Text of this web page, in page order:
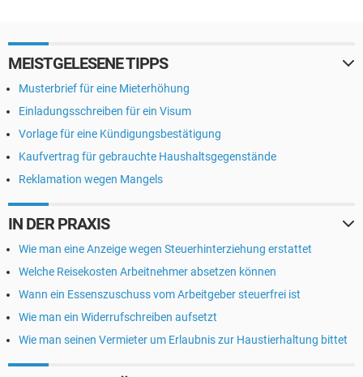
MEISTGELESENE TIPPS
Musterbrief für eine Mieterhöhung
Einladungsschreiben für ein Visum
Vorlage für eine Kündigungsbestätigung
Kaufvertrag für gebrauchte Haushaltsgegenstände
Reklamation wegen Mangels
IN DER PRAXIS
Wie man eine Anzeige wegen Steuerhinterziehung erstattet
Welche Reisekosten Arbeitnehmer absetzen können
Wann ein Essenszuschuss vom Arbeitgeber steuerfrei ist
Wie man ein Widerrufschreiben aufsetzt
Wie man seinen Vermieter um Erlaubnis zur Haustierhaltung bittet